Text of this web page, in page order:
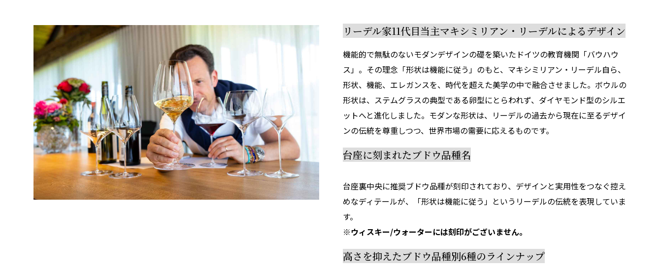
リーデル家11代目当主マキシミリアン・リーデルによるデザイン
機能的で無駄のないモダンデザインの礎を築いたドイツの教育機関「バウハウ
ス」。その理念「形状は機能に従う」のもと、マキシミリアン・リーデル自ら、
形状、機能、エレガンスを、時代を超えた美学の中で融合させました。ボウルの
形状は、ステムグラスの典型である卵型にとらわれず、ダイヤモンド型のシルエ
ットへと進化しました。モダンな形状は、リーデルの過去から現在に至るデザイ
ンの伝統を尊重しつつ、世界市場の需要に応えるものです。
台座に刻まれたブドウ品種名
台座裏中央に推奨ブドウ品種が刻印されており、デザインと実用性をつなぐ控え
めなディテールが、「形状は機能に従う」というリーデルの伝統を表現していま
す。
※ウィスキー/ウォーターには刻印がございません。
高さを抑えたブドウ品種別6種のラインナップ